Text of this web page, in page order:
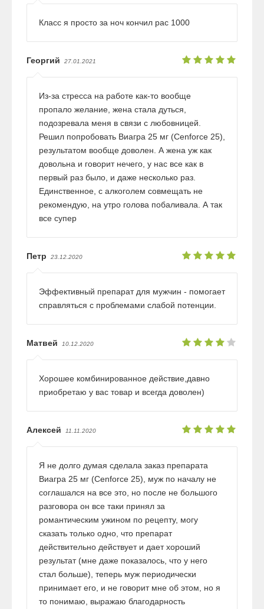
Класс я просто за ноч кончил рас 1000
Георгий 27.01.2021
Из-за стресса на работе как-то вообще
пропало желание, жена стала дуться,
подозревала меня в связи с любовницей.
Решил попробовать Виагра 25 мг (Cenforce 25),
результатом вообще доволен. А жена уж как
довольна и говорит нечего, у нас все как в
первый раз было, и даже несколько раз.
Единственное, с алкоголем совмещать не
рекомендую, на утро голова побаливала. А так
все супер
Петр 23.12.2020
Эффективный препарат для мужчин - помогает
справляться с проблемами слабой потенции.
Матвей 10.12.2020
Хорошее комбинированное действие,давно
приобретаю у вас товар и всегда доволен)
Алексей 11.11.2020
Я не долго думая сделала заказ препарата
Виагра 25 мг (Cenforce 25), муж по началу не
соглашался на все это, но после не большого
разговора он все таки принял за
романтическим ужином по рецепту, могу
сказать только одно, что препарат
действительно действует и дает хороший
результат (мне даже показалось, что у него
стал больше), теперь муж периодически
принимает его, и не говорит мне об этом, но я
то понимаю, выражаю благодарность